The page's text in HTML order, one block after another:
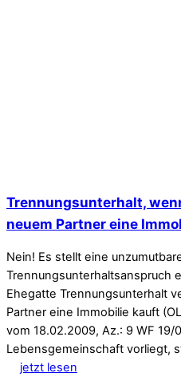
Trennungsunterhalt,
neuem Partner eine
Nein! Es stellt eine
Trennungsunterhaltsanspruch
Ehegatte Trennungsunterhalt
Partner eine Immobilie kauft
vom 18.02.2009, Az.: 9 WF
Lebensgemeinschaft vorliegt,
jetzt lesen